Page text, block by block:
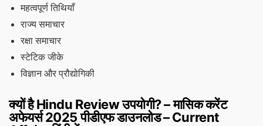
महत्वपूर्ण तिथियाँ
राज्य समाचार
रक्षा समाचार
स्टेटिक जीके
विज्ञान और प्रौद्योगिकी
क्यों है Hindu Review उपयोगी? – मासिक करेंट
अफेयर्स 2025 पीडीएफ डाउनलोड – Current